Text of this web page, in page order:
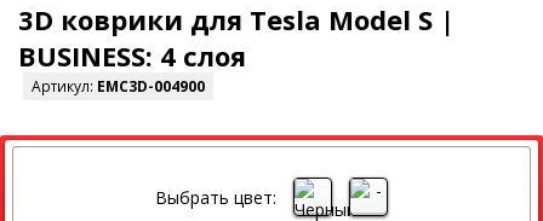
3D коврики для Tesla Model S |
BUSINESS: 4 слоя
Артикул: EMC3D-004900
СКИДКА
Выбрать цвет: